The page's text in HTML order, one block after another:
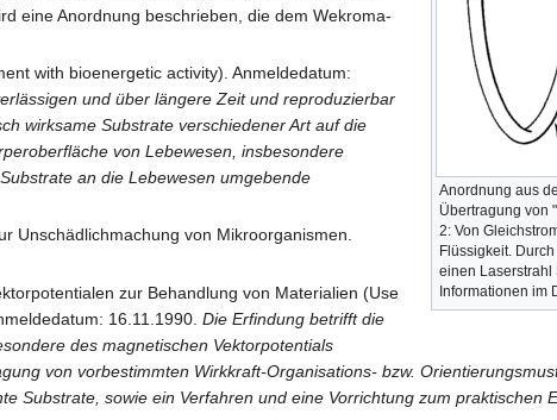
Anordnung aus
Übertragung von
2: Von
Flüssigkeit.
einen Laserstrahl
Informationen im
eine Anordnung beschrieben, die dem Wekroma-
with bioenergetic activity). Anmeldedatum:
und über längere Zeit und reproduzierbar
wirksame Substrate verschiedener Art auf die
von Lebewesen, insbesondere
an die Lebewesen umgebende
Unschädlichmachung von Mikroorganismen.
zur Behandlung von Materialien (Use
16.11.1990.Die Erfindung betrifft die
des magnetischen Vektorpotentials
von vorbestimmten Wirkkraft-Organisations- bzw.
Substrate, sowie ein Verfahren und eine Vorrichtung zum praktischen